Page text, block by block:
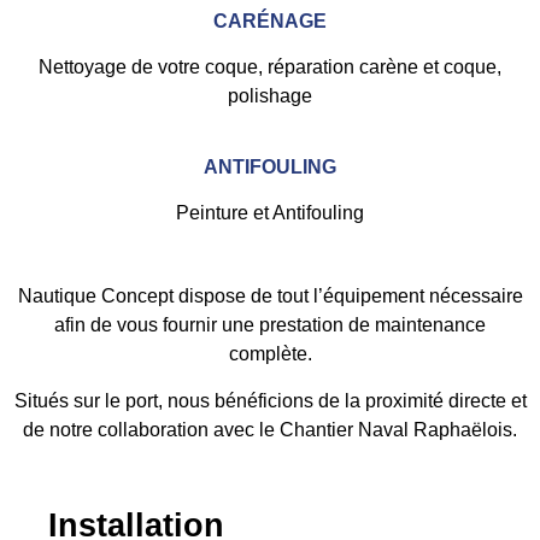
CARÉNAGE
Nettoyage de votre coque, réparation carène et coque,
polishage
ANTIFOULING
Peinture et Antifouling
Nautique Concept dispose de tout l’équipement nécessaire
afin de vous fournir une prestation de maintenance
complète.
Situés sur le port, nous bénéficions de la proximité directe et
de notre collaboration avec le Chantier Naval Raphaëlois.
Installation